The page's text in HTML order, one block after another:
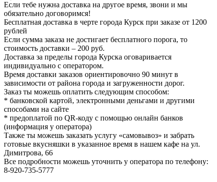
Если тебе нужна доставка на другое время, звони и мы
обязательно договоримся!
Бесплатная доставка в черте города Курск при заказе от 1200
рублей
Если сумма заказа не достигает бесплатного порога, то
стоимость доставки – 200 руб.
Доставка за пределы города Курска оговаривается
индивидуально с оператором.
Время доставки заказов ориентировочно 90 минут в
зависимости от района города и загруженности дорог.
Заказ ты можешь оплатить следующим способом:
* банковской картой, электронными деньгами и другими
способами на сайте
* предоплатой по QR-коду с помощью онлайн банков
(информация у оператора)
Также ты можешь заказать услугу «самовывоз» и забрать
готовые вкусняшки в указанное время в нашем кафе на ул.
Димитрова, 66
Все подробности можешь уточнить у оператора по телефону:
8-920-735-5777